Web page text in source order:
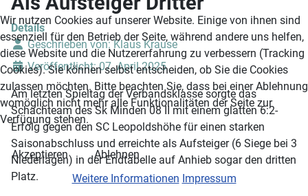
Details
Geschrieben von:Klaus Krause
Veröffentlicht: 07. April 2025
Am letzten Spieltag der Verbandsklasse sorgte das
Schachteam des Sk Minden 08 II mit einem glatten 6:2-
Erfolg gegen den SC Leopoldshöhe für einen starken
Saisonabschluss und erreichte als Aufsteiger (6 Siege bei 3
Niederlagen) in der Endtabelle auf Anhieb sogar den dritten
Platz.
Wir nutzen Cookies auf unserer Website. Einige von ihnen sind
essenziell für den Betrieb der Seite, während andere uns helfen,
diese Website und die Nutzererfahrung zu verbessern (Tracking
Cookies). Sie können selbst entscheiden, ob Sie die Cookies
zulassen möchten. Bitte beachten Sie, dass bei einer Ablehnung
womöglich nicht mehr alle Funktionalitäten der Seite zur
Verfügung stehen.
Akzeptieren
Ablehnen
Weitere Informationen Impressum